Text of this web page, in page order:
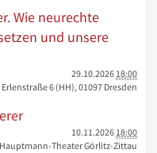
Wie neurechte
und unsere
29.10.2026 18:00
6 (HH), 01097 Dresden
10.11.2026 18:00
Theater Görlitz-Zittau